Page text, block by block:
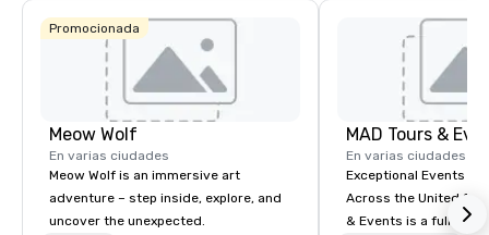
Promocionada
Meow Wolf
En varias ciudades
Meow Wolf is an immersive art
adventure – step inside, explore, and
uncover the unexpected.
MAD Tours &
En varias ciudades
Exceptional Events &
Across the United States! MAD
& Events is a full-